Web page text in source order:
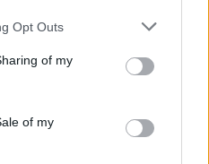
uses one or more Google
behaviour. You may click to
and its third-party tags to
purposes in below Google
Opt Outs
of my
of my
προσγειώθηκε (και
στην Ανάβυσσο